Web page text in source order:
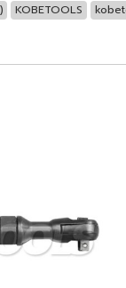
KOBETOOLS